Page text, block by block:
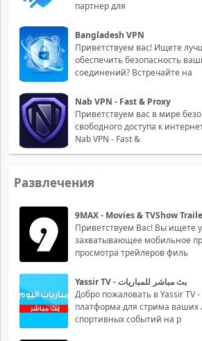
партнер для
Bangladesh VPN
Приветствуем вас! Ищете
обеспечить безопасность
соединений? Встречайте на
Nab VPN - Fast & Proxy
Приветствуем вас в мире
свободного доступа к
Nab VPN - Fast &
Развлечения
9MAX - Movies & TVShow
Приветствуем Вас! Вы ищете
захватывающее мобильное
просмотра трейлеров филь
Yassir TV - بث مباشر للمباريات
Добро пожаловать в Yassir TV
платформа для стрима
спортивных событий на р